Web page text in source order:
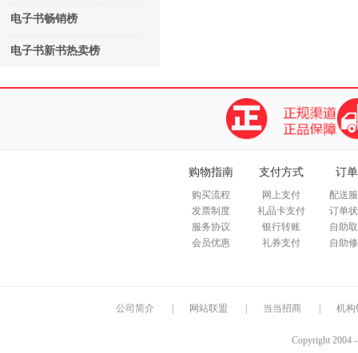
电子书畅销榜
电子书新书热卖榜
购物指南
购买流程
发票制度
服务协议
会员优惠
支付方式
网上支付
礼品卡支付
银行转账
礼券支付
订
配送
订单
自助
自助
公司简介 网站联盟 当当招商 机构
Copyright 2004